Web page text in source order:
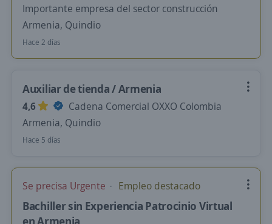
Importante empresa del sector construcción
Armenia, Quindio
Hace 2 días
Auxiliar de tienda / Armenia
4,6
Cadena Comercial OXXO Colombia
Armenia, Quindio
Hace 5 días
Se precisa Urgente Empleo destacado
Bachiller sin Experiencia Patrocinio Virtual
en Armenia